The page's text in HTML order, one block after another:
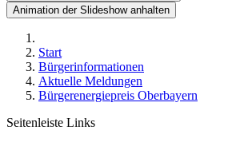
Animation der Slideshow anhalten
Start
Bürgerinformationen
Aktuelle Meldungen
Bürgerenergiepreis Oberbayern
Seitenleiste Links